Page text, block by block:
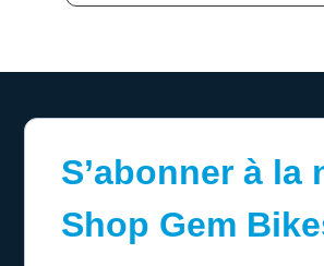
S’abonner à la
Shop Gem